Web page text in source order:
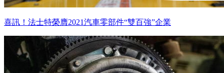
喜訊！法士特榮膺2021汽車零部件“雙百強”企業